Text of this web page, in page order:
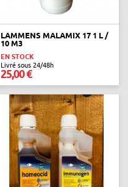
LAMMENS MALAMIX 17 1 L /
10 M3
EN STOCK
Livré sous 24/48h
25,00 €